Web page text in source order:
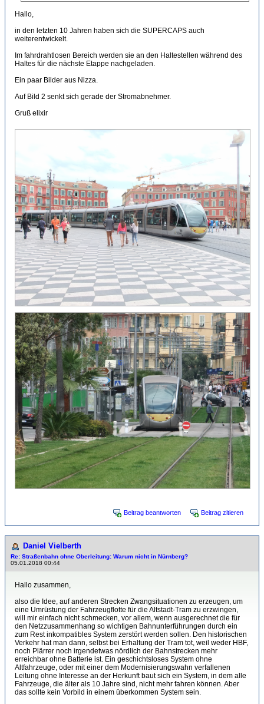
Hallo,
in den letzten 10 Jahren haben sich die SUPERCAPS auch
weiterentwickelt.
Im fahrdrahtlosen Bereich werden sie an den Haltestellen während des
Haltes für die nächste Etappe nachgeladen.
Ein paar Bilder aus Nizza.
Auf Bild 2 senkt sich gerade der Stromabnehmer.
Gruß elixir
Beitrag beantworten Beitrag zitieren
Daniel Vielberth
Re: Straßenbahn ohne Oberleitung: Warum nicht in Nürnberg?
05.01.2018 00:44
Hallo zusammen,
also die Idee, auf anderen Strecken Zwangsituationen zu erzeugen, um
eine Umrüstung der Fahrzeugflotte für die Altstadt-Tram zu erzwingen,
will mir einfach nicht schmecken, vor allem, wenn ausgerechnet die für
den Netzzusammenhang so wichtigen Bahnunterführungen durch ein
zum Rest inkompatibles System zerstört werden sollen. Den historischen
Verkehr hat man dann, selbst bei Erhaltung der Tram tot, weil weder HBF,
noch Plärrer noch irgendetwas nördlich der Bahnstrecken mehr
erreichbar ohne Batterie ist. Ein geschichtsloses System ohne
Altfahrzeuge, oder mit einer dem Modernisierungswahn verfallenen
Leitung ohne Interesse an der Herkunft baut sich ein System, in dem alle
Fahrzeuge, die älter als 10 Jahre sind, nicht mehr fahren können. Aber
das sollte kein Vorbild in einem überkommen System sein.